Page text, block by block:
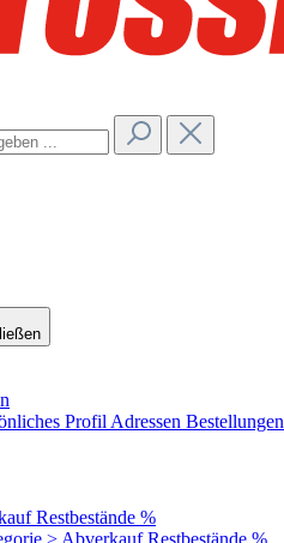
Profil Adressen Bestellungen
Restbestände %
> Abverkauf Restbestände %